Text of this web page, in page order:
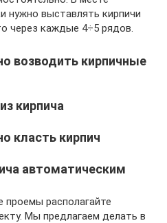
нужно выставлять кирпичи
через каждые 4÷5 рядов.
возводить кирпичные
кирпича
класть кирпич
автоматическим
располагайте
Мы предлагаем делать в